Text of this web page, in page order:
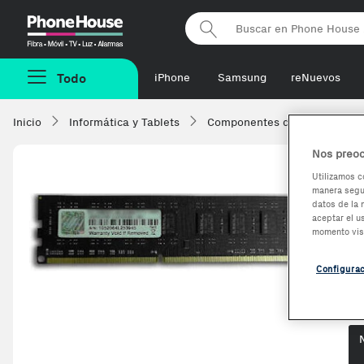
Phonehouse
Todo iPhone Samsung reNuevos
Inicio Informática y Tablets Componentes de ordenadores
Nos
Utilizamos
manera
datos de la
aceptar el
momento